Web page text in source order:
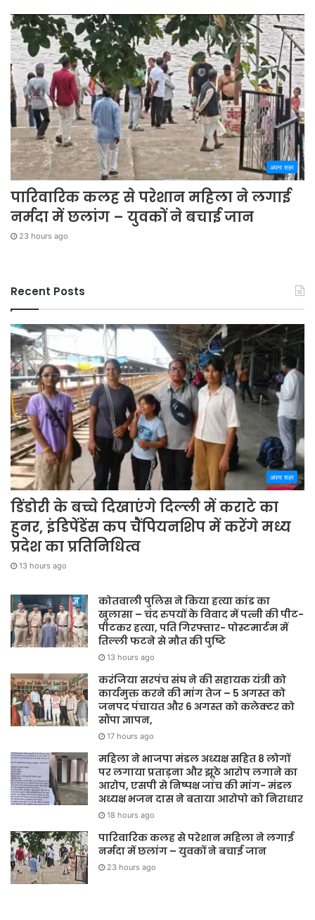
अपना शहर
पारिवारिक कलह से परेशान महिला ने लगाई
नर्मदा में छलांग – युवकों ने बचाई जान
23 hours ago
Recent Posts
अपना शहर
डिंडोरी के बच्चे दिखाएंगे दिल्ली में कराटे का
हुनर, इंडिपेंडेंस कप चैंपियनशिप में करेंगे मध्य
प्रदेश का प्रतिनिधित्व
13 hours ago
कोतवाली पुलिस ने किया हत्या कांड का
खुलासा – चंद रुपयों के विवाद में पत्नी की पीट-
पीटकर हत्या, पति गिरफ्तार- पोस्टमार्टम में
तिल्ली फटने से मौत की पुष्टि
13 hours ago
करंजिया सरपंच संघ ने की सहायक यंत्री को
कार्यमुक्त करने की मांग तेज – 5 अगस्त को
जनपद पंचायत और 6 अगस्त को कलेक्टर को
सौंपा ज्ञापन,
17 hours ago
महिला ने भाजपा मंडल अध्यक्ष सहित 8 लोगों
पर लगाया प्रताड़ना और झूठे आरोप लगाने का
आरोप, एसपी से निष्पक्ष जांच की मांग- मंडल
अध्यक्ष भजन दास ने बताया आरोपो को निराधार
18 hours ago
पारिवारिक कलह से परेशान महिला ने लगाई
नर्मदा में छलांग – युवकों ने बचाई जान
23 hours ago